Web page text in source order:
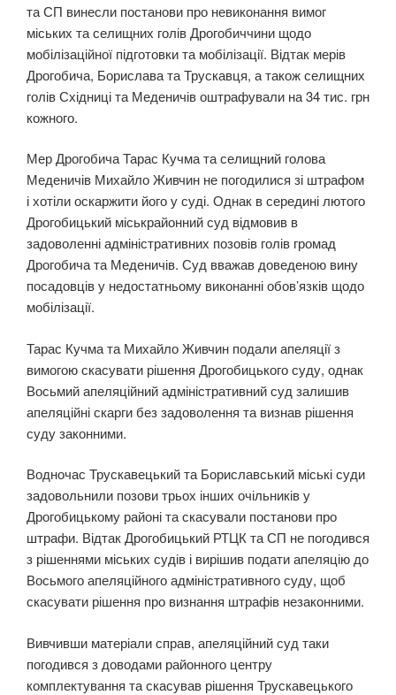
та СП винесли постанови про невиконання вимог
міських та селищних голів Дрогобиччини щодо
мобілізаційної підготовки та мобілізації. Відтак мерів
Дрогобича, Борислава та Трускавця, а також селищних
голів Східниці та Меденичів оштрафували на 34 тис. грн
кожного.
Мер Дрогобича Тарас Кучма та селищний голова
Меденичів Михайло Живчин не погодилися зі штрафом
і хотіли оскаржити його у суді. Однак в середині лютого
Дрогобицький міськрайонний суд відмовив в
задоволенні адміністративних позовів голів громад
Дрогобича та Меденичів. Суд вважав доведеною вину
посадовців у недостатньому виконанні обов’язків щодо
мобілізації.
Тарас Кучма та Михайло Живчин подали апеляції з
вимогою скасувати рішення Дрогобицького суду, однак
Восьмий апеляційний адміністративний суд залишив
апеляційні скарги без задоволення та визнав рішення
суду законними.
Водночас Трускавецький та Бориславський міські суди
задовольнили позови трьох інших очільників у
Дрогобицькому районі та скасували постанови про
штрафи. Відтак Дрогобицький РТЦК та СП не погодився
з рішеннями міських судів і вирішив подати апеляцію до
Восьмого апеляційного адміністративного суду, щоб
скасувати рішення про визнання штрафів незаконними.
Вивчивши матеріали справ, апеляційний суд таки
погодився з доводами районного центру
комплектування та скасував рішення Трускавецького